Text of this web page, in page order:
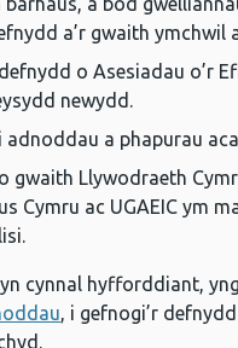
a’r gwaith ymchwil
o Asesiadau o’r
newydd.
adnoddau a phapurau
gwaith Llywodraeth
Cymru ac UGAEIC ym
yn cynnal hyfforddiant,
, i gefnogi’r